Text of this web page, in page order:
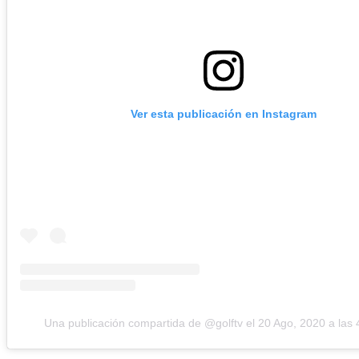
Ver esta publicación en Instagram
Una publicación compartida de @golftvel 20 Ago, 2020 a las